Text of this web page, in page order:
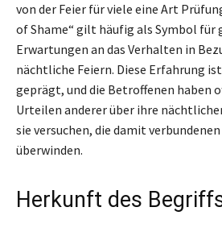
von der Feier für viele eine Art
of Shame“ gilt häufig als Symbol für
Erwartungen an das Verhalten in
nächtliche Feiern. Diese Erfahrung
geprägt, und die Betroffenen haben
Urteilen anderer über ihre
sie versuchen, die damit
überwinden.
Herkunft des